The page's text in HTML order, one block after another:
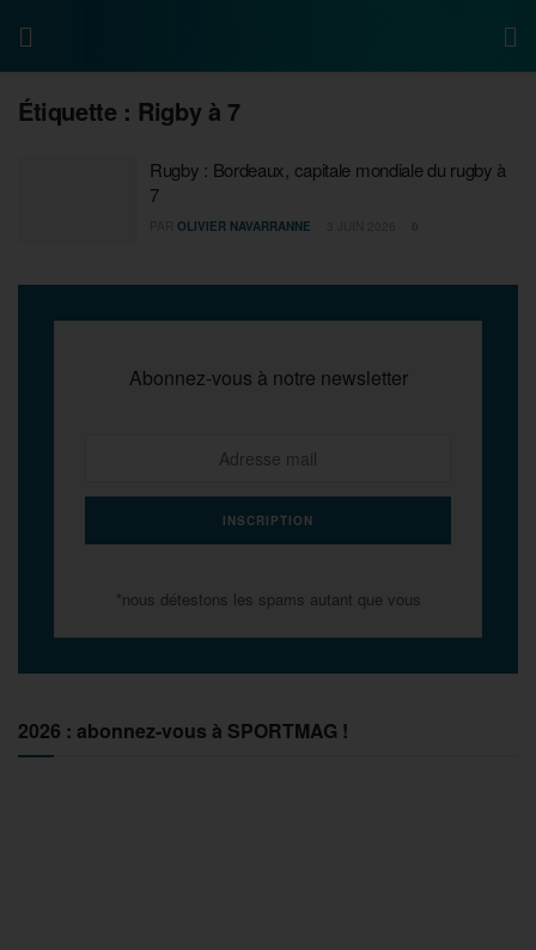
Étiquette : Rigby à 7
Rugby : Bordeaux, capitale mondiale du rugby à
7
OLIVIER NAVARRANNE
Abonnez-vous à notre newsletter
*nous détestons les spams autant que vous
2026 : abonnez-vous à SPORTMAG !